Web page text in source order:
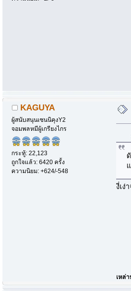
KAGUYA
ผู้สนับสนุนเซนนิคุงY2
จอมพลหมีผู้เกรียงไกร
กระทู้: 22,123
ถูกใจแล้ว: 6420 ครั้ง
ความนิยม: +624/-548
งี่เง่
เหล่